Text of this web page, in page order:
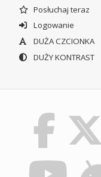
Posłuchaj teraz
Logowanie
DUŻA CZCIONKA
DUŻY KONTRAST